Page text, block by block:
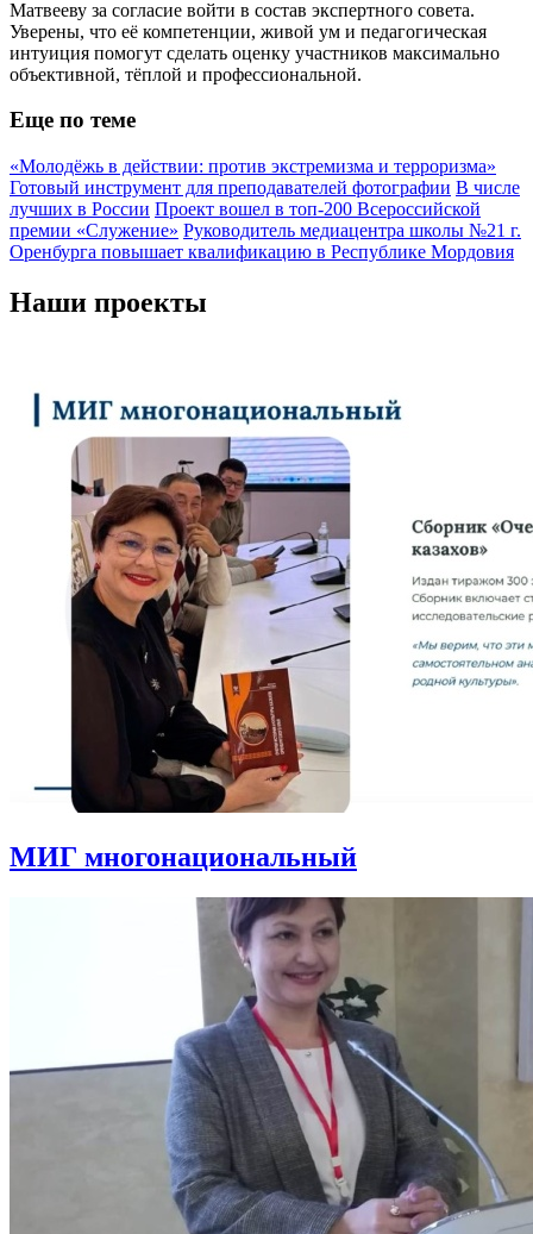
Матвееву за согласие войти в состав экспертного совета.
Уверены, что её компетенции, живой ум и педагогическая
интуиция помогут сделать оценку участников максимально
объективной, тёплой и профессиональной.
Еще по теме
«Молодёжь в действии: против экстремизма и терроризма»
Готовый инструмент для преподавателей фотографии В числе
лучших в России Проект вошел в топ-200 Всероссийской
премии «Служение» Руководитель медиацентра школы №21 г.
Оренбурга повышает квалификацию в Республике Мордовия
Наши проекты
МИГ многонациональный